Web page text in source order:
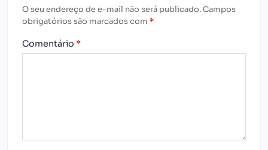
O seu endereço de e-mail não será publicado.Campos
obrigatórios são marcados com *
Comentário *